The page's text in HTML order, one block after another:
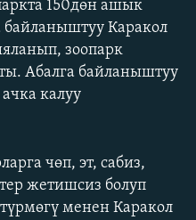
150дөн ашык
Каракол
зоопарк
Абалга байланыштуу
калуу
чөп, эт, сабиз,
жетишсиз болуп
менен Каракол